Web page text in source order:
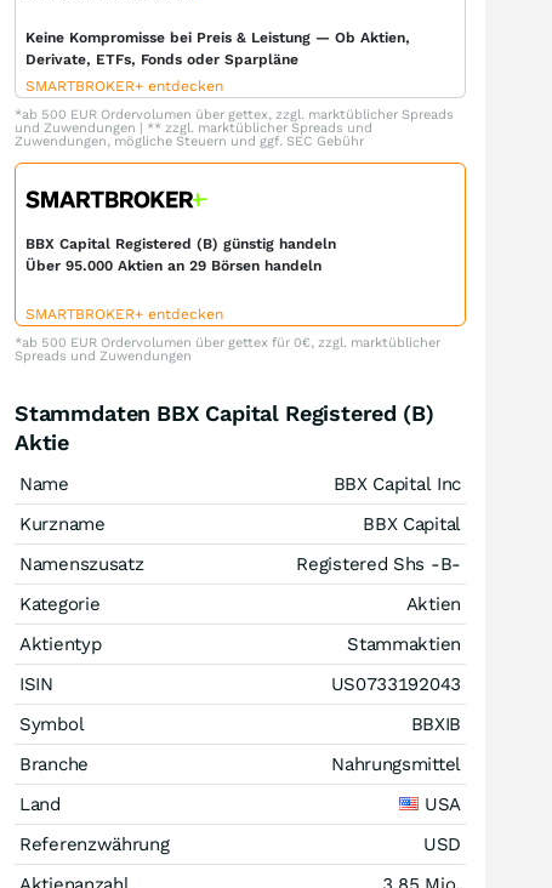
Keine Kompromisse bei Preis & Leistung — Ob Aktien,
Derivate, ETFs, Fonds oder Sparpläne
SMARTBROKER+ entdecken
*ab 500 EUR Ordervolumen über gettex, zzgl. marktüblicher Spreads
und Zuwendungen | ** zzgl. marktüblicher Spreads und
Zuwendungen, mögliche Steuern und ggf. SEC Gebühr
BBX Capital Registered (B) günstig handeln
Über 95.000 Aktien an 29 Börsen handeln
SMARTBROKER+ entdecken
*ab 500 EUR Ordervolumen über gettex für 0€, zzgl. marktüblicher
Spreads und Zuwendungen
Stammdaten BBX Capital Registered (B)
Aktie
Name
BBX Capital Inc
Kurzname
BBX Capital
Namenszusatz
Registered Shs -B-
Kategorie
Aktien
Aktientyp
Stammaktien
ISIN
US0733192043
Symbol
BBXIB
Branche
Nahrungsmittel
Land
USA
Referenzwährung
USD